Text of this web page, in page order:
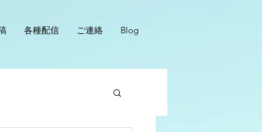
各種配信 ご連絡 Blog